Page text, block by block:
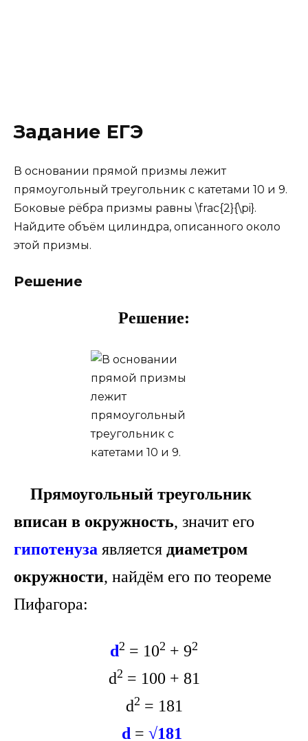
Задание ЕГЭ
В основании прямой призмы лежит
прямоугольный треугольник с катетами 10 и 9.
Боковые рёбра призмы равны \frac{2}{\pi}.
Найдите объём цилиндра, описанного около
этой призмы.
Решение
Решение:
Прямоугольный треугольник
вписан в окружность, значит его
гипотенуза является диаметром
окружности, найдём его по теореме
Пифагора:
d2 = 102 + 92
d2 = 100 + 81
d2 = 181
d = √181